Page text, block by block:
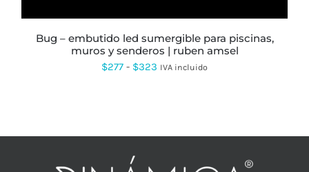
PÁGINA
DE
PRODUCTO
bug – embutido led sumergible para piscinas,
muros y senderos | ruben amsel
$277 - $323 Rango
IVA incluido